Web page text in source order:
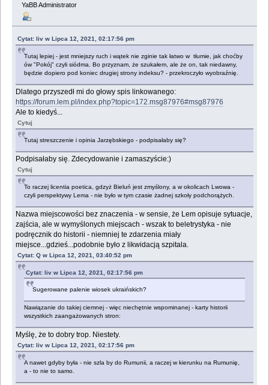
YaBB Administrator
Cytat: liv w Lipca 12, 2021, 02:17:56 pm
Tutaj lepiej - jest mniejszy ruch i wątek nie zginie tak łatwo w tłumie, jak choćby
ów "Pokój" czyli siódma. Bo przyznam, że szukałem, ale że on, tak niedawny,
będzie dopiero pod koniec drugiej strony indeksu? - przekroczyło wyobraźnię.
Dlatego przyszedł mi do głowy spis linkowanego:
https://forum.lem.pl/index.php?topic=172.msg87976#msg87976
Ale to kiedyś...
Cytuj
Tutaj streszczenie i opinia Jarzębskiego - podpisałaby się?
Podpisałaby się. Zdecydowanie i zamaszyście:)
Cytuj
To raczej licentia poetica, gdzyż Bieluń jest zmyślony, a w okolicach Lwowa -
czyli perspektywy Lema - nie było w tym czasie żadnej szkoły podchorążych.
Nazwa miejscowości bez znaczenia - w sensie, że Lem opisuje sytuacje,
zajścia, ale w wymyślonych miejscach - wszak to beletrystyka - nie
podręcznik do historii - niemniej te zdarzenia miały
miejsce...gdzieś...podobnie było z likwidacją szpitala.
Cytat: Q w Lipca 12, 2021, 03:40:52 pm
Cytat: liv w Lipca 12, 2021, 02:17:56 pm
Sugerowane palenie wiosek ukraińskich?
Nawiązanie do takiej ciemnej - więc niechętnie wspominanej - karty historii
wszystkich zaangażowanych stron:
Myślę, że to dobry trop. Niestety.
Cytat: liv w Lipca 12, 2021, 02:17:56 pm
A nawet gdyby była - nie szla by do Rumunii, a raczej w kierunku na Rumunię,
a - to nie to samo.